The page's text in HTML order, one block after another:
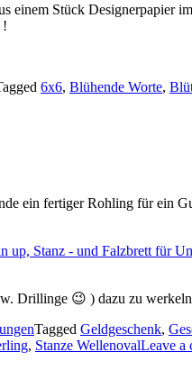
einem Stück
!
6x6, Blühende Worte,
ein fertiger Rohling für ein
Drillinge 😉 ) dazu zu
Tagged Geldgeschenk,
, Stanze WellenovalLeave a